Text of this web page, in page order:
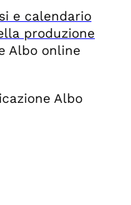
e calendario
produzione
Albo online
Albo